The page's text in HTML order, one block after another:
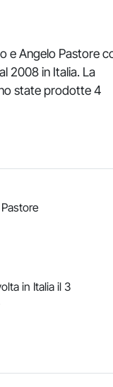
e Angelo Pastore
2008 in Italia. La
state prodotte 4
in Italia il 3